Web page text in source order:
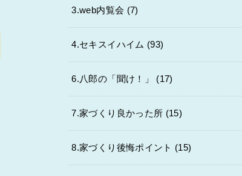
3.web内覧会 (7)
4.セキスイハイム (93)
6.八郎の「聞け！」 (17)
7.家づくり良かった所 (15)
8.家づくり後悔ポイント (15)